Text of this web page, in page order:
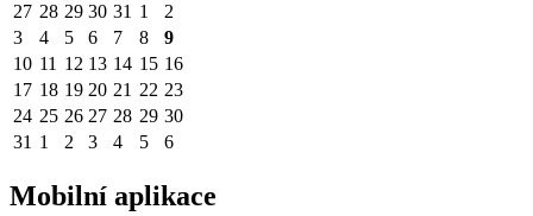
27 28 29 30 31 1
2
3
4 5 6 7 8
9
10 11 12 13 14 15 16
17 18 19 20 21 22 23
24 25 26 27 28 29 30
31 1 2 3 4 5 6
Mobilní aplikace